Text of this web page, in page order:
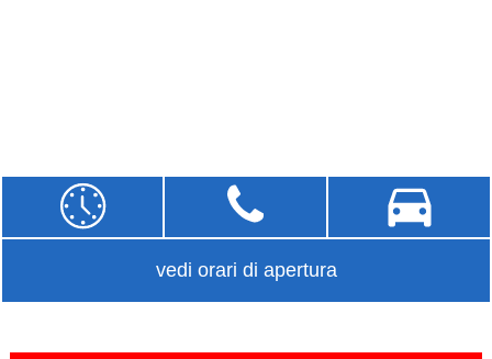
vedi orari di apertura